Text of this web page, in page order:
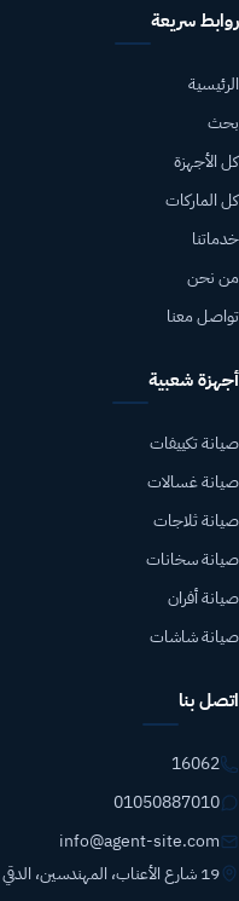
روابط سريعة
الرئيسية
بحث
كل الأجهزة
كل الماركات
خدماتنا
من نحن
تواصل معنا
أجهزة شعبية
صيانة تكييفات
صيانة غسالات
صيانة ثلاجات
صيانة سخانات
صيانة أفران
صيانة شاشات
اتصل بنا
16062
01050887010
info@agent-site.com
19 شارع الأعناب، المهندسين، الدقي